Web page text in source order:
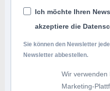
Ich möchte Ihren
akzeptiere die
Sie können den Newsletter
Newsletter abbestellen.
Wir verwenden
Marketing-